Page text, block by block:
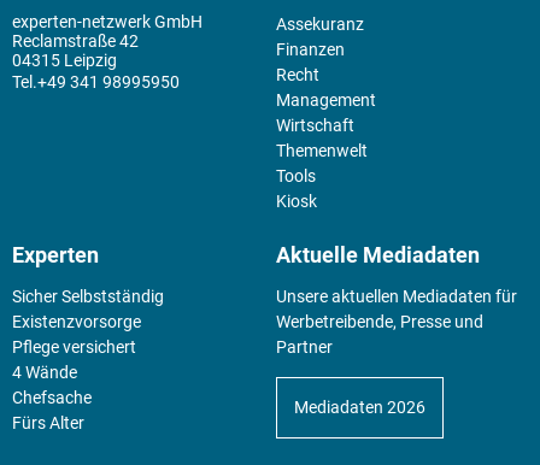
experten-netzwerk GmbH
Reclamstraße 42
04315 Leipzig
+49 341 98995950
Assekuranz
Finanzen
Recht
Management
Wirtschaft
Themenwelt
Tools
Kiosk
Experten
Sicher Selbstständig
Existenz­vorsorge
Pflege versichert
4 Wände
Chefsache
Fürs Alter
Aktuelle Mediadaten
Unsere aktuellen Mediadaten für
Werbetreibende, Presse und
Partner
Mediadaten 2026